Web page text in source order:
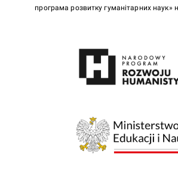
програма розвитку гуманітарних наук»